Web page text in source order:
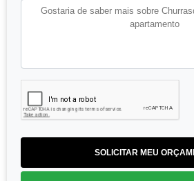
SOLICITAR MEU